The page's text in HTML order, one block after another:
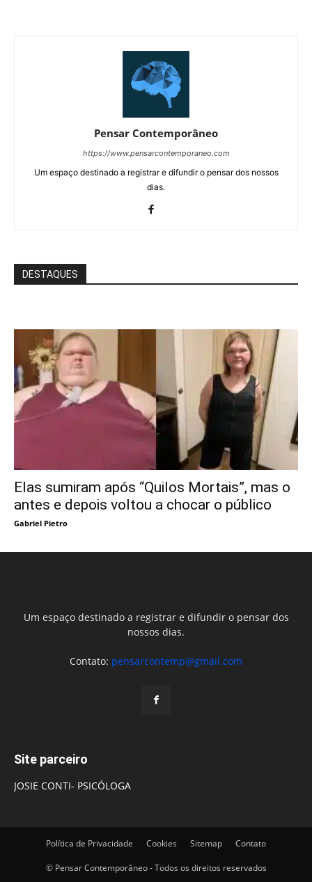
Pensar Contemporâneo
https://www.pensarcontemporaneo.com
Um espaço destinado a registrar e difundir o pensar dos nossos
dias.
DESTAQUES
Elas sumiram após “Quilos Mortais”, mas o
antes e depois voltou a chocar o público
Gabriel Pietro
Um espaço destinado a registrar e difundir o pensar dos
nossos dias.
Contato: pensarcontemp@gmail.com
Site parceiro
JOSIE CONTI- PSICÓLOGA
Política de Privacidade Cookies Sitemap Contato
© Pensar Contemporâneo - Todos os direitos reservados